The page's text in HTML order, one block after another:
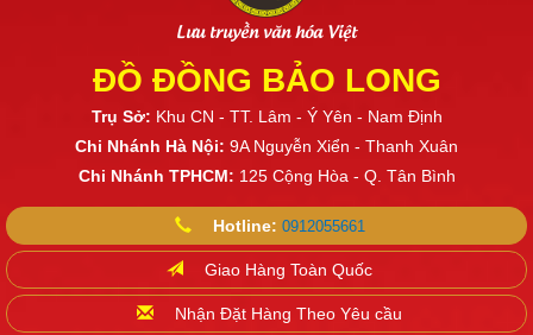
Lưu truyền văn hóa Việt
ĐỒ ĐỒNG BẢO LONG
Trụ Sở: Khu CN - TT. Lâm - Ý Yên - Nam Định
Chi Nhánh Hà Nội: 9A Nguyễn Xiển - Thanh Xuân
Chi Nhánh TPHCM: 125 Cộng Hòa - Q. Tân Bình
Hotline: 0912055661
Giao Hàng Toàn Quốc
Nhận Đặt Hàng Theo Yêu cầu